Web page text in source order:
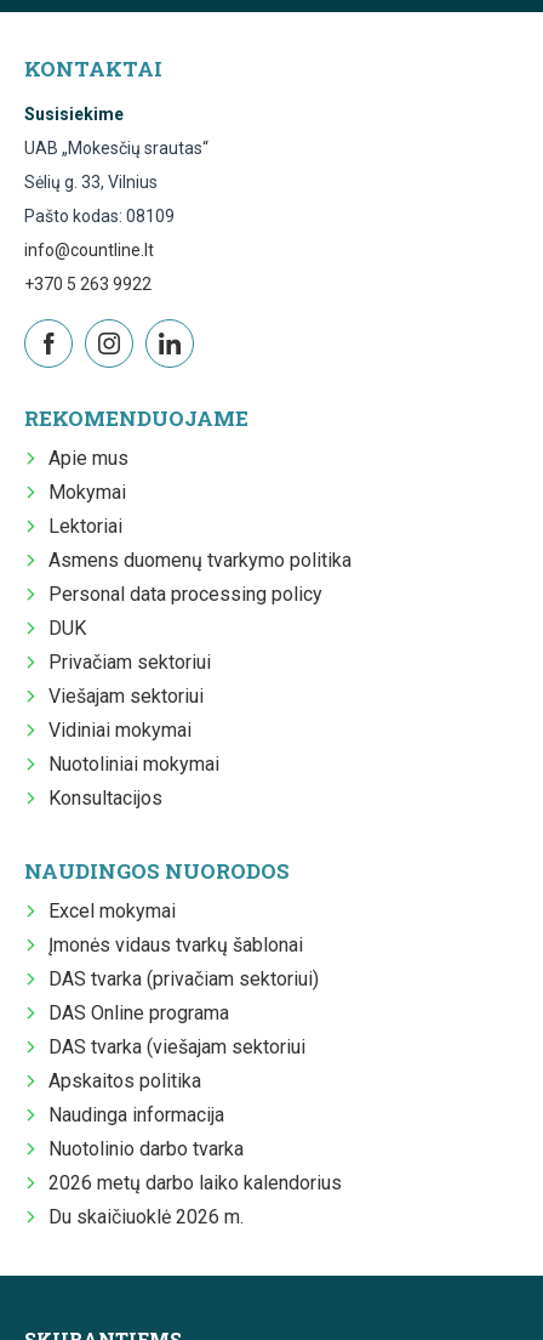
KONTAKTAI
Susisiekime
UAB „Mokesčių srautas“
Sėlių g. 33, Vilnius
Pašto kodas: 08109
info@countline.lt
+370 5 263 9922
REKOMENDUOJAME
Apie mus
Mokymai
Lektoriai
Asmens duomenų tvarkymo politika
Personal data processing policy
DUK
Privačiam sektoriui
Viešajam sektoriui
Vidiniai mokymai
Nuotoliniai mokymai
Konsultacijos
NAUDINGOS NUORODOS
Excel mokymai
Įmonės vidaus tvarkų šablonai
DAS tvarka (privačiam sektoriui)
DAS Online programa
DAS tvarka (viešajam sektoriui
Apskaitos politika
Naudinga informacija
Nuotolinio darbo tvarka
2026 metų darbo laiko kalendorius
Du skaičiuoklė 2026 m.